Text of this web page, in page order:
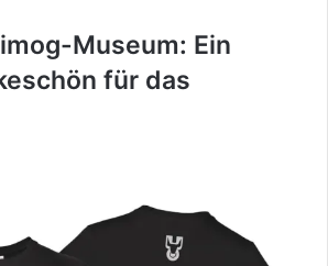
Museum: Ein
für das